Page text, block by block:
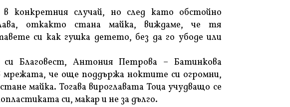
конкретния случай, но след като обстойно
откакто стана майка, виждаме, че тя
си как гушка детето, без да го убоде или
Благовест, Антония Петрова – Батинкова
мрежата, че още поддържа ноктите си огромни,
майка. Тогава вироглавата Тоца учудващо се
си, макар и не за дълго.